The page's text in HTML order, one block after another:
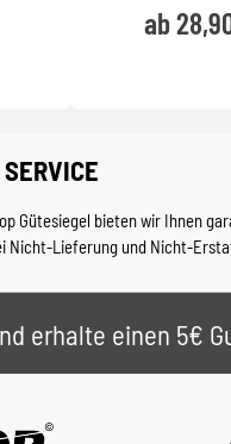
ab
Gütesiegel bieten wir Ihnen
Nicht-Lieferung und Nicht-
erhalte einen 5€